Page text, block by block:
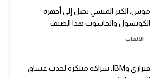
موس: الكنز المنسي يصل إلى أجهزة
الكونسول والحاسوب هذا الصيف
الألعاب
فيراري وIBM: شراكة مبتكرة لجذب عشاق